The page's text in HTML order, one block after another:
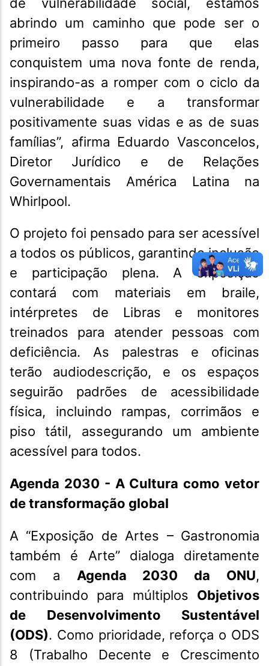
abrindo um caminho que pode ser o
primeiro passo para que elas
conquistem uma nova fonte de renda,
inspirando-as a romper com o ciclo da
vulnerabilidade e a transformar
positivamente suas vidas e as de suas
famílias”, afirma Eduardo Vasconcelos,
Diretor Jurídico e de Relações
Governamentais América Latina na
Whirlpool.
O projeto foi pensado para ser acessível
a todos os públicos, garantindo inclusão
e participação plena. A exposição
contará com materiais em braile,
intérpretes de Libras e monitores
treinados para atender pessoas com
deficiência. As palestras e oficinas
terão audiodescrição, e os espaços
seguirão padrões de acessibilidade
física, incluindo rampas, corrimãos e
piso tátil, assegurando um ambiente
acessível para todos.
Agenda 2030 - A Cultura como vetor
de transformação global
A “Exposição de Artes – Gastronomia
também é Arte” dialoga diretamente
com a Agenda 2030 da ONU,
contribuindo para múltiplos Objetivos
de Desenvolvimento Sustentável
(ODS). Como prioridade, reforça o ODS
8 (Trabalho Decente e Crescimento